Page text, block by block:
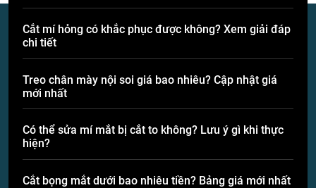
Cắt mí hỏng có khắc phục được không? Xem giải đáp
chi tiết
Treo chân mày nội soi giá bao nhiêu? Cập nhật giá
mới nhất
Có thể sửa mí mắt bị cắt to không? Lưu ý gì khi thực
hiện?
Cắt bọng mắt dưới bao nhiêu tiền? Bảng giá mới nhất